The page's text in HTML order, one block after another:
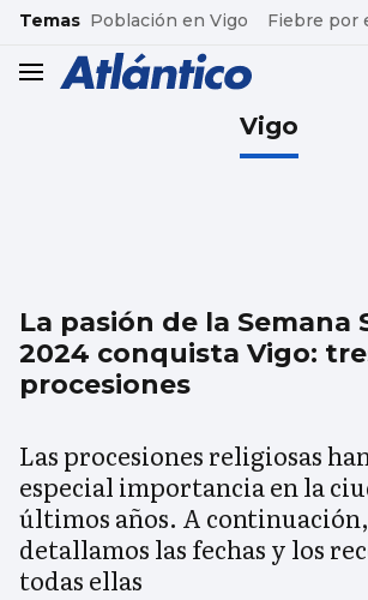
common.go-to-content
Temas Población en Vigo Fiebre por
header.menu.open
Vigo
La pasión de la Semana
2024 conquista Vigo:
procesiones
Las procesiones religiosas
especial importancia en la
últimos años. A
detallamos las fechas y los
todas ellas